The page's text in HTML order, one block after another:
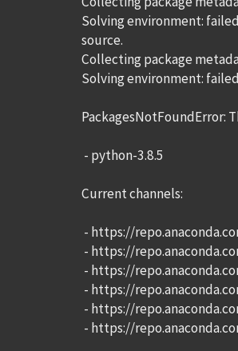
Solving environment:
source.
Collecting package
Solving environment: failed
PackagesNotFoundError:
- python-3.8.5
Current channels:
- https://
- https://
- https://
- https://
- https://
- https://